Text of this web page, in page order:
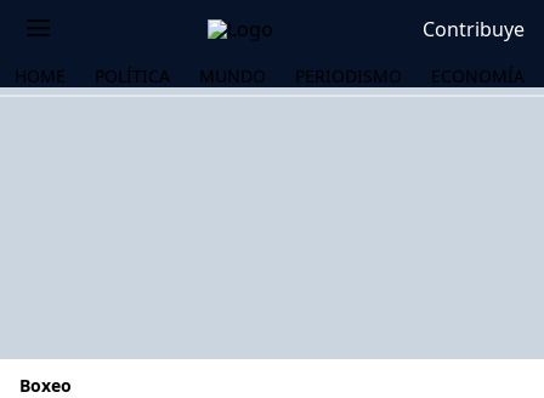
Contribuye
HOME POLÍTICA MUNDO PERIODISMO ECONOMÍA
Boxeo